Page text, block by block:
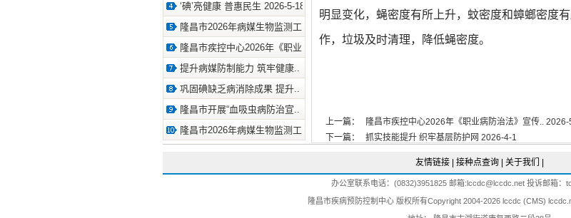
‘碘’亮健康 普惠民生 2026-5-18
隆昌市2026年病媒生物监测工.. 2026-5-14
隆昌市疾控中心2026年《职业.. 2026-5-6
提升病媒防制能力 筑牢健康.. 2026-4-29
巩固碘缺乏病消除成果 提升.. 2026-4-23
隆昌市开展“血吸虫病防治宣.. 2026-4-21
隆昌市2026年病媒生物监测工.. 2026-4-10
明显变化，蝇密度有所上升，蚊密度和蟑螂密度
作，垃圾及时清理，降低蝇密度。
上一篇：
隆昌市疾控中心2026年《职业病防治法》宣传.. 2026-
下一篇：
抓实技能提升 织牢基层防护网 2026-4-1
友情链接 接种点查询 关于我们
办公室联系电话：(0832)3951825 邮箱:lccdc@lccdc.net 投诉邮箱：
隆昌市疾病预防控制中心 版权所有Copyright 2004-2026 lccdc (CMS)